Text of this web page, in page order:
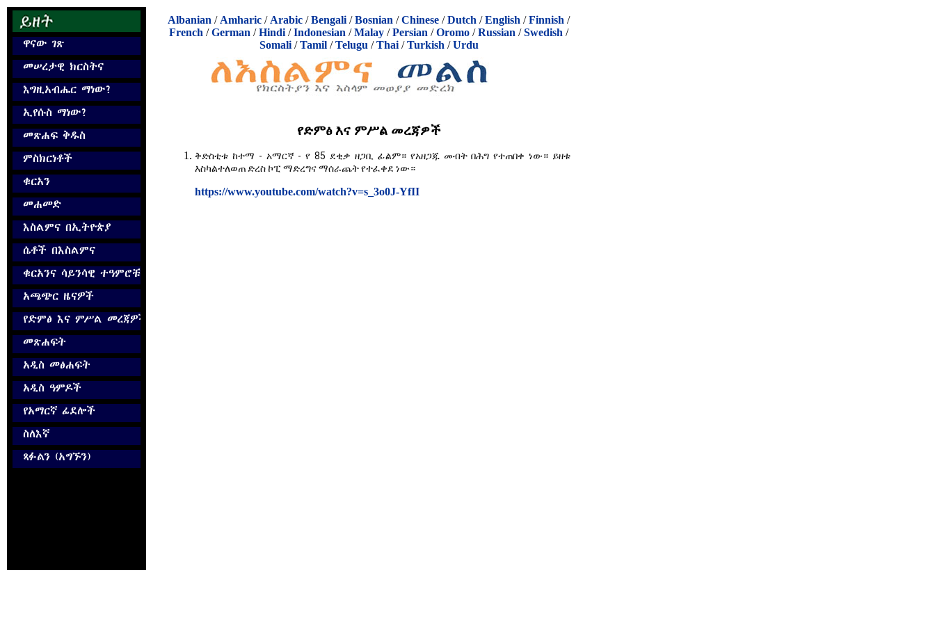
Albanian / Amharic / Arabic /Bengali /Bosnian /Chinese /Dutch /English /Finnish /
French /German /Hindi /Indonesian /Malay /Persian /Oromo /Russian /Swedish /
Somali/Tamil/Telugu /Thai/Turkish /Urdu
የድምፅ እና ምሥል መረጃዎች
ቅድስቲቱ ከተማ - አማርኛ - የ 85 ደቂቃ ዘጋቢ ፊልም። የአዘጋጁ መብት በሕግ የተጠበቀ ነው። ይዘቱ
እስካልተለወጠ ድረስ ኮፒ ማድረግና ማሰራጨት የተፈቀደ ነው።
https://www.youtube.com/watch?v=s_3o0J-YfII